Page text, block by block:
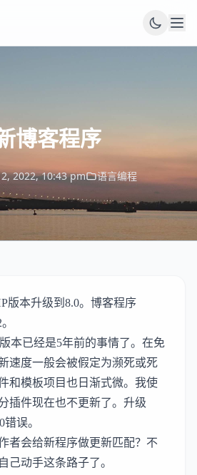
博客程序
2022, 10:43 pm 语言编程
版本升级到8.0。博客程序
。
本已经是5年前的事情了。在免
速度一般会被假定为濒死或死
和模板项目也日渐式微。我使
插件现在也不更新了。升级
误。
者会给新程序做更新匹配？不
己动手这条路子了。